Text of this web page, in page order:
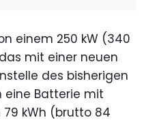
einem 250 kW (340
mit einer neuen
des bisherigen
eine Batterie mit
kWh (brutto 84